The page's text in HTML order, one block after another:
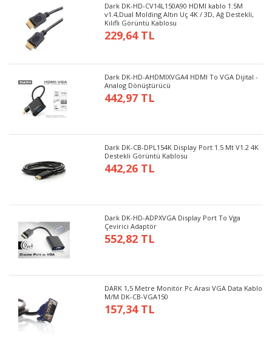
Dark DK-HD-CV14L150A90 HDMI kablo 1.5M
v1.4,Dual Molding Altın Uç 4K / 3D, Ağ Destekli,
Kılıflı Görüntü Kablosu
229,64 TL
Dark DK-HD-AHDMIXVGA4 HDMI To VGA Dijital -
Analog Dönüştürücü
442,97 TL
Dark DK-CB-DPL154K Display Port 1.5 Mt V1.2 4K
Destekli Görüntü Kablosu
442,26 TL
Dark DK-HD-ADPXVGA Display Port To Vga
Çevirici Adaptör
552,82 TL
DARK 1,5 Metre Monitör Pc Arası VGA Data Kablo
M/M DK-CB-VGA150
157,34 TL